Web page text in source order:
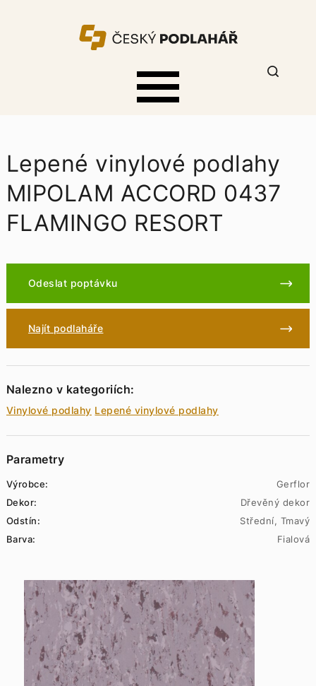
Lepené vinylové podlahy
MIPOLAM ACCORD 0437
FLAMINGO RESORT
Odeslat poptávku
Najít podlaháře
Nalezno v kategoriích:
Vinylové podlahy Lepené vinylové podlahy
Parametry
Výrobce:
Gerflor
Dekor:
Dřevěný dekor
Odstín:
Střední, Tmavý
Barva:
Fialová